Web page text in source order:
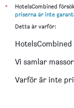
Tamukami Hotel
Ari Putri Hotel
Besakih Beach
Sativa Sanur
Aquarius Beach
*
HotelsCombined
priserna är inte
Detta är varför:
Vi samlar
Varför är inte